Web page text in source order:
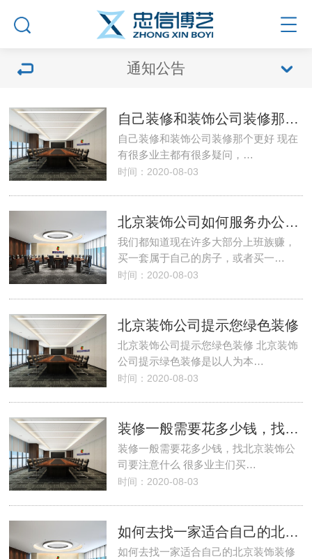
通知公告
自己装修和装饰公司装修那个更好
自己装修和装饰公司装修那个更好 现在
有很多业主都有很多疑问，…
时间：2020-08-03
北京装饰公司如何服务办公室装修
我们都知道现在许多大部分上班族赚，
买一套属于自己的房子，或者买一…
时间：2020-08-03
北京装饰公司提示您绿色装修
北京装饰公司提示您绿色装修 北京装饰
公司提示绿色装修是以人为本…
时间：2020-08-03
装修一般需要花多少钱，找北京装饰公司要注意什么
装修一般需要花多少钱，找北京装饰公
司要注意什么 很多业主们买…
时间：2020-08-03
如何去找一家适合自己的北京装饰装修公司
如何去找一家适合自己的北京装饰装修